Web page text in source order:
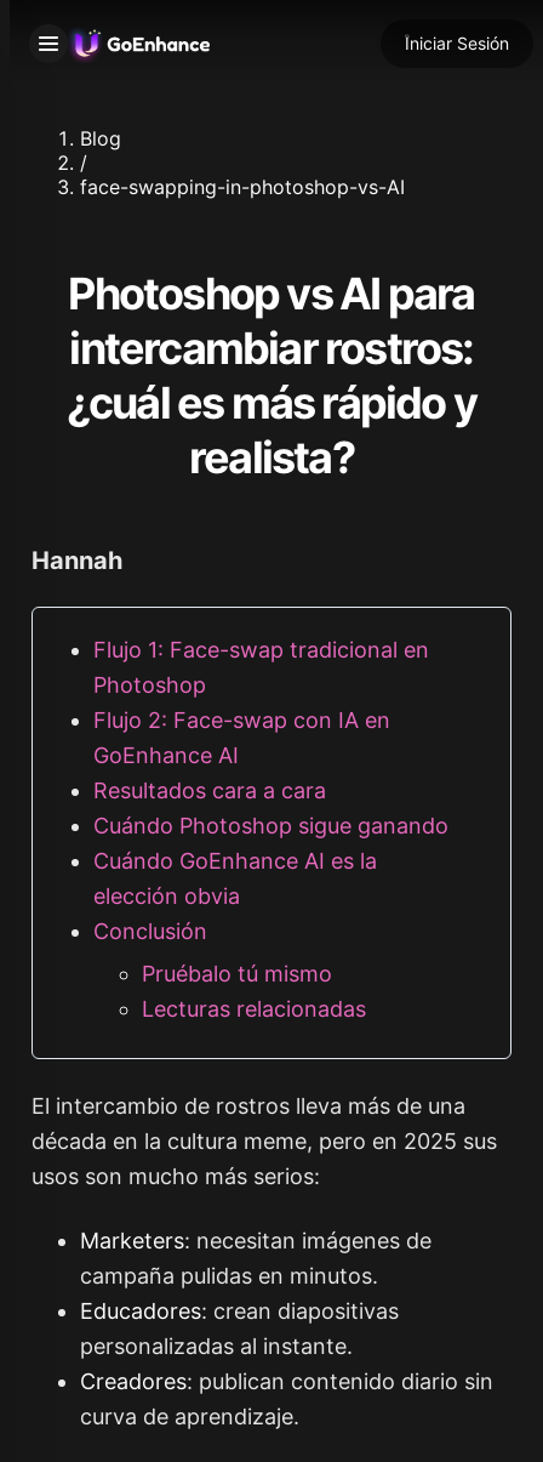
Iniciar Sesión
Blog
/
face-swapping-in-photoshop-vs-AI
Photoshop vs AI para
intercambiar rostros:
¿cuál es más rápido y
realista?
Hannah
Flujo 1: Face-swap tradicional en
Photoshop
Flujo 2: Face-swap con IA en
GoEnhance AI
Resultados cara a cara
Cuándo Photoshop sigue ganando
Cuándo GoEnhance AI es la
elección obvia
Conclusión
Pruébalo tú mismo
Lecturas relacionadas
El intercambio de rostros lleva más de una
década en la cultura meme, pero en 2025 sus
usos son mucho más serios:
Marketers: necesitan imágenes de
campaña pulidas en minutos.
Educadores: crean diapositivas
personalizadas al instante.
Creadores: publican contenido diario sin
curva de aprendizaje.